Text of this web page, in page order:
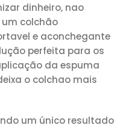
dinheiro, nao
colchão
e aconchegante
perfeita para os
da espuma
o colchao mais
um único resultado